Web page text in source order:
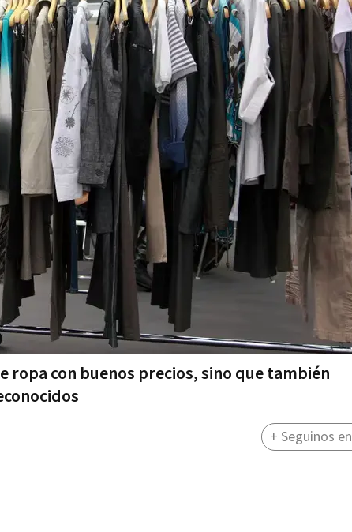
ropa con buenos precios, sino que también
+ Seguinos en